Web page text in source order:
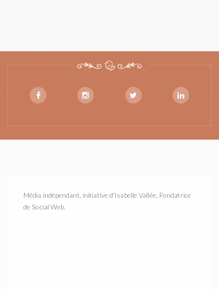
Média indépendant, initiative d'Isabelle Vallée, Fondatrice
de Social Web.